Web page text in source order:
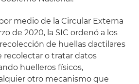
medio de la Circular Externa
de 2020, la SIC ordenó a los
de huellas dactilares
recolectar o tratar datos
huelleros físicos,
otro mecanismo que